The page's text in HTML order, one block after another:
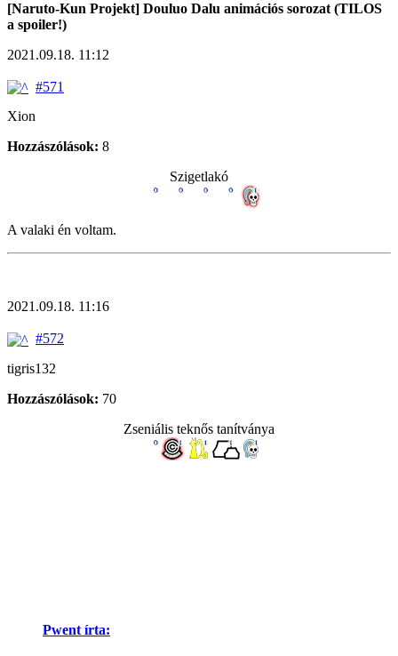
[Naruto-Kun Projekt] Douluo Dalu animációs sorozat (TILOS
a spoiler!)
2021.09.18. 11:12
#571
Xion
Hozzászólások: 8
Szigetlakó
A valaki én voltam.
2021.09.18. 11:16
#572
tigris132
Hozzászólások: 70
Zseniális teknős tanítványa
Pwent írta: